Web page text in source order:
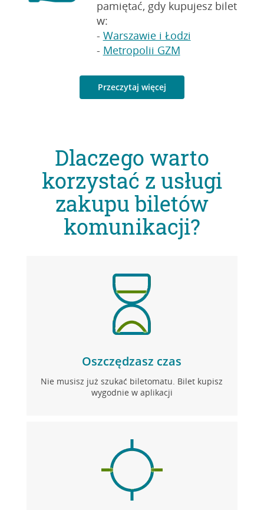
pamiętać, gdy kupujesz bilet
w:
- Warszawie i Łodzi
- Metropolii GZM
Przeczytaj więcej
Dlaczego warto
korzystać z usługi
zakupu biletów
komunikacji?
Oszczędzasz czas
Nie musisz już szukać biletomatu. Bilet kupisz
wygodnie w aplikacji